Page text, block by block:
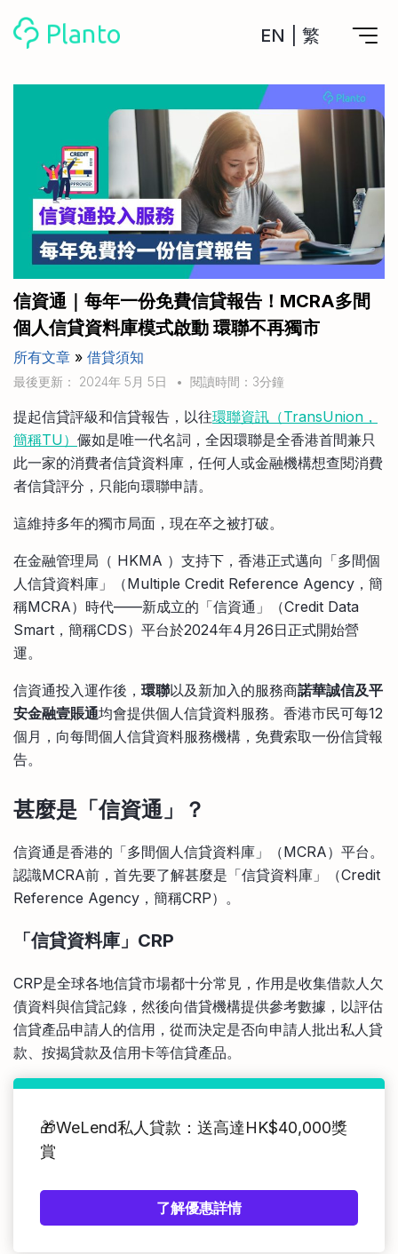
EN 繁
計劃買樓
計劃買樓第一步
全功能記賬
管理及分析所有戶口
管理MPF戶口
一次過管理所有強積金戶口
申請清卡數/私人貸款
CreFIT x Planto推廣優惠
私人貸款
年利率/APR/年息比較
投資戶口 (美股)
比較最抵美股投資戶口
投資戶口 (港股)
比較最抵港股投資戶口
投資加密貨幣
比較最抵Crypto交易所
月供股票計劃
比較最抵月供計劃戶口
比較定存利率
信用卡
比較各種最優惠信用卡
關於我們
Academy
Marketplace
其他網站
手機App與理財資訊
商業解決方案
企業服務
信資通｜每年一份免費信貸報告！MCRA多間
個人信貸資料庫模式啟動 環聯不再獨市
所有文章 » 借貸須知
最後更新： 2024年 5月 5日 • 閱讀時間：3分鐘
提起信貸評級和信貸報告，以往環聯資訊（TransUnion，
簡稱TU） 儼如是唯一代名詞，全因環聯是全香港首間兼只
此一家的消費者信貸資料庫，任何人或金融機構想查閱消費
者信貸評分，只能向環聯申請。
這維持多年的獨市局面，現在卒之被打破。
在金融管理局（ HKMA ）支持下，香港正式邁向「多間個
人信貸資料庫」（Multiple Credit Reference Agency，簡
稱MCRA）時代——新成立的「信資通」（Credit Data
Smart，簡稱CDS）平台於2024年4月26日正式開始營
運。
信資通投入運作後， 環聯以及新加入的服務商諾華誠信及平
安金融壹賬通均會提供個人信貸資料服務。香港市民可每12
個月，向每間個人信貸資料服務機構，免費索取一份信貸報
告。
甚麼是「信資通」 ？
信資通是香港的「多間個人信貸資料庫」（MCRA）平台。
認識MCRA前，首先要了解甚麼是「信貸資料庫」（Credit
Reference Agency，簡稱CRP）。
「信貸資料庫」CRP
CRP是全球各地信貸市場都十分常見，作用是收集借款人欠
債資料與信貸記錄，然後向借貸機構提供參考數據，以評估
信貸產品申請人的信用，從而決定是否向申請人批出私人貸
款、按揭貸款及信用卡等信貸產品。
🎁WeLend私人貸款：送高達HK$40,000獎
賞
了解優惠詳情